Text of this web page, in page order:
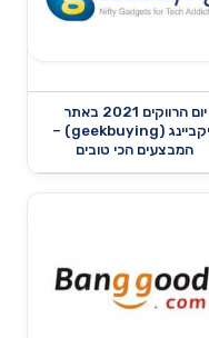
יום הרווקים 2021 באתר
גיקביינג (geekbuying) –
המבצעים הכי טובים